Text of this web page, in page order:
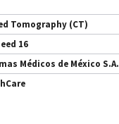
Tomography (CT)
16
Médicos de México S.A.